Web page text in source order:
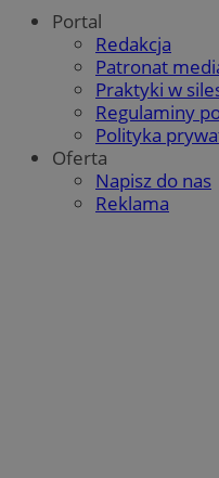
Portal
Redakcja
Patronat
Praktyki w
Regulaminy
Polityka
Oferta
Napisz do nas
Reklama